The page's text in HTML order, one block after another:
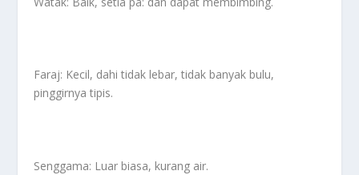
Faraj: Kecil, dahi tidak lebar, tidak banyak bulu,
pinggirnya tipis.
Senggama: Luar biasa, kurang air.